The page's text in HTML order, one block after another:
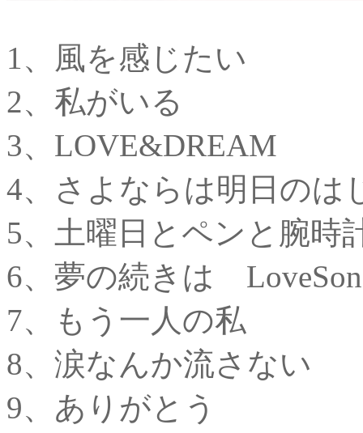
1、風を感じたい
2、私がいる
3、LOVE&DREAM
4、さよならは明日のは
5、土曜日とペンと腕時
6、夢の続きは
7、もう一人の私
8、涙なんか流さない
9、ありがとう